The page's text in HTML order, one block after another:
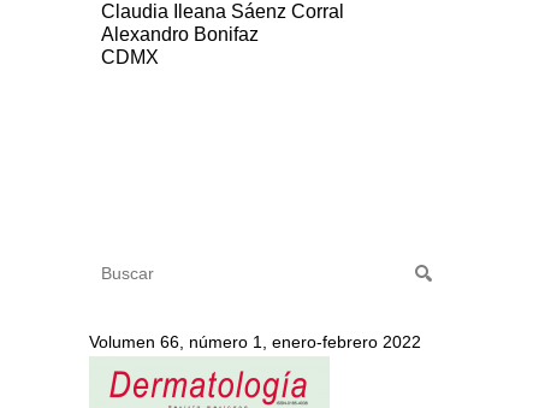
Claudia Ileana Sáenz Corral
Alexandro Bonifaz
CDMX
Volumen 66, número 1, enero-febrero 2022